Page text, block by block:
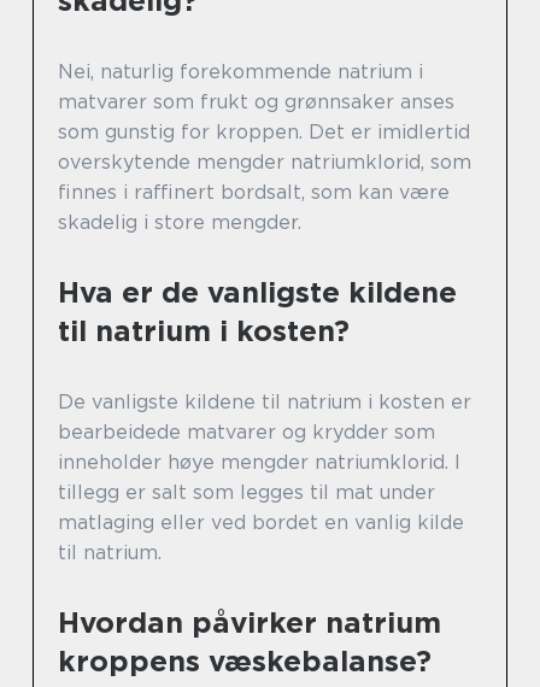
Nei, naturlig forekommende natrium i
matvarer som frukt og grønnsaker anses
som gunstig for kroppen. Det er imidlertid
overskytende mengder natriumklorid, som
finnes i raffinert bordsalt, som kan være
skadelig i store mengder.
Hva er de vanligste kildene
til natrium i kosten?
De vanligste kildene til natrium i kosten er
bearbeidede matvarer og krydder som
inneholder høye mengder natriumklorid. I
tillegg er salt som legges til mat under
matlaging eller ved bordet en vanlig kilde
til natrium.
Hvordan påvirker natrium
kroppens væskebalanse?